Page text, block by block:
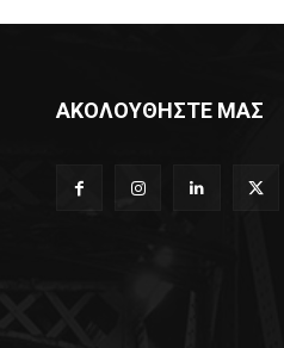
ΑΚΟΛΟΥΘΗΣΤΕ ΜΑΣ